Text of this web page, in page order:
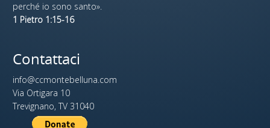
perché io sono santo».
1 Pietro 1:15-16
Contattaci
info@ccmontebelluna.com
Via Ortigara 10
Trevignano, TV 31040